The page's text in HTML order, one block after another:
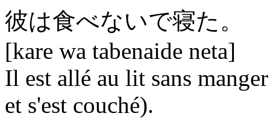
彼は食べないで寝た。
[kare wa tabenaide neta]
Il est allé au lit sans
et s'est couché).